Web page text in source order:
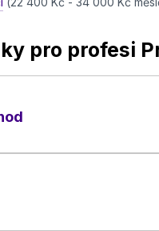
pro profesi